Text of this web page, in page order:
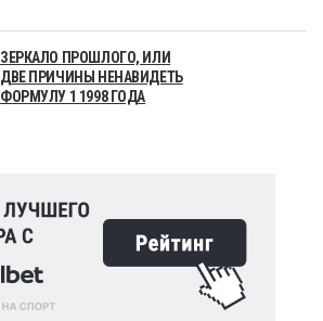
ЗЕРКАЛО ПРОШЛОГО, ИЛИ
ДВЕ ПРИЧИНЫ НЕНАВИДЕТЬ
ФОРМУЛУ 1 1998 ГОДА